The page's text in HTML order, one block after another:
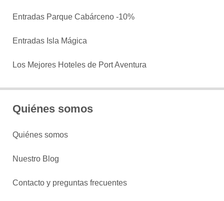
Entradas Parque Cabárceno -10%
Entradas Isla Mágica
Los Mejores Hoteles de Port Aventura
Quiénes somos
Quiénes somos
Nuestro Blog
Contacto y preguntas frecuentes